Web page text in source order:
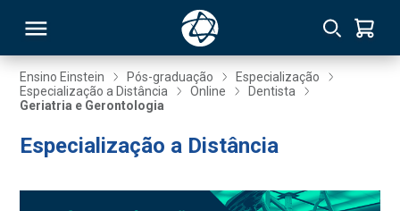
Ensino Einstein Pós-graduação
Especialização
Especialização a Distância
Online
Dentista
Geriatria e Gerontologia
Especialização a Distância